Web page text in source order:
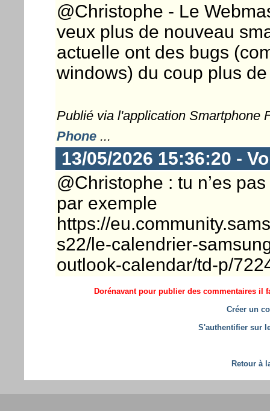
@Christophe - Le
veux plus de nouveau
actuelle ont des bugs
windows) du coup plus
Publié via l'application Smartphone
Phone...
13/05/2026 15:36:20 -
@Christophe : tu n’es
par exemple
https://
s22/le-calendrier-
outlook-calendar/td-p/
Dorénavant pour publier des commentaires il
Créer un
S'authentifier sur
Retour à